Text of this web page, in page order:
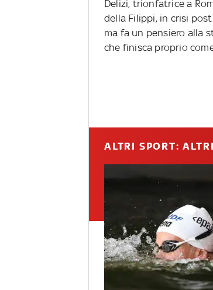
Delizi, trionfatrice a
della Filippi, in crisi
ma fa un pensiero alla
che finisca proprio
ALTRI SPORT: